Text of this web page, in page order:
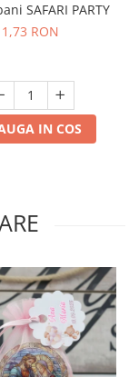
SAFARI PARTY
1,73 RON
IN COS